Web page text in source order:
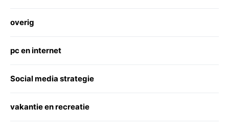
overig
pc en internet
Social media strategie
vakantie en recreatie